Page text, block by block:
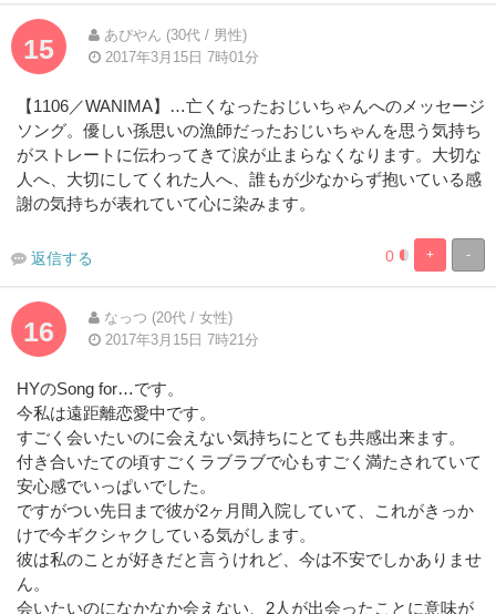
15
あぴやん (30代 / 男性)
2017年3月15日 7時01分
【1106／WANIMA】…亡くなったおじいちゃんへのメッセージ
ソング。優しい孫思いの漁師だったおじいちゃんを思う気持ち
がストレートに伝わってきて涙が止まらなくなります。大切な
人へ、大切にしてくれた人へ、誰もが少なからず抱いている感
謝の気持ちが表れていて心に染みます。
-
+
0
返信する
16
なっつ (20代 / 女性)
2017年3月15日 7時21分
HYのSong for…です。
今私は遠距離恋愛中です。
すごく会いたいのに会えない気持ちにとても共感出来ます。
付き合いたての頃すごくラブラブで心もすごく満たされていて
安心感でいっぱいでした。
ですがつい先日まで彼が2ヶ月間入院していて、これがきっか
けで今ギクシャクしている気がします。
彼は私のことが好きだと言うけれど、今は不安でしかありませ
ん。
会いたいのになかなか会えない、2人が出会ったことに意味が